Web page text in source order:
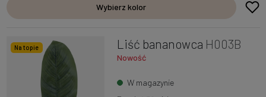
Wybierz kolor
Na topie Liść bananowca H003B
Nowość
W magazynie